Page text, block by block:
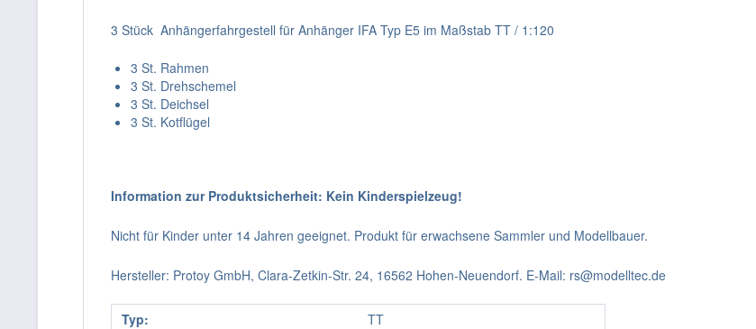
3 Stück Anhängerfahrgestell für Anhänger IFA Typ E5 im Maßstab TT / 1:120
3 St. Rahmen
3 St. Drehschemel
3 St. Deichsel
3 St. Kotflügel
Information zur Produktsicherheit: Kein Kinderspielzeug!
Nicht für Kinder unter 14 Jahren geeignet. Produkt für erwachsene Sammler und Modellbauer.
Hersteller: Protoy GmbH, Clara-Zetkin-Str. 24, 16562 Hohen-Neuendorf. E-Mail: rs@modelltec.de
Typ:
TT